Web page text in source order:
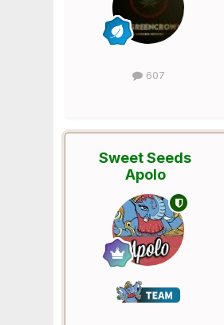
607
Sweet Seeds
Apolo